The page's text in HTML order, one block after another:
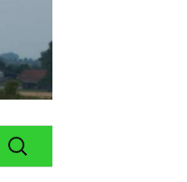
Suchen
nach: